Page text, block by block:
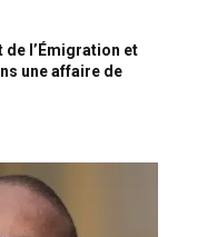
de l’Émigration et
une affaire de